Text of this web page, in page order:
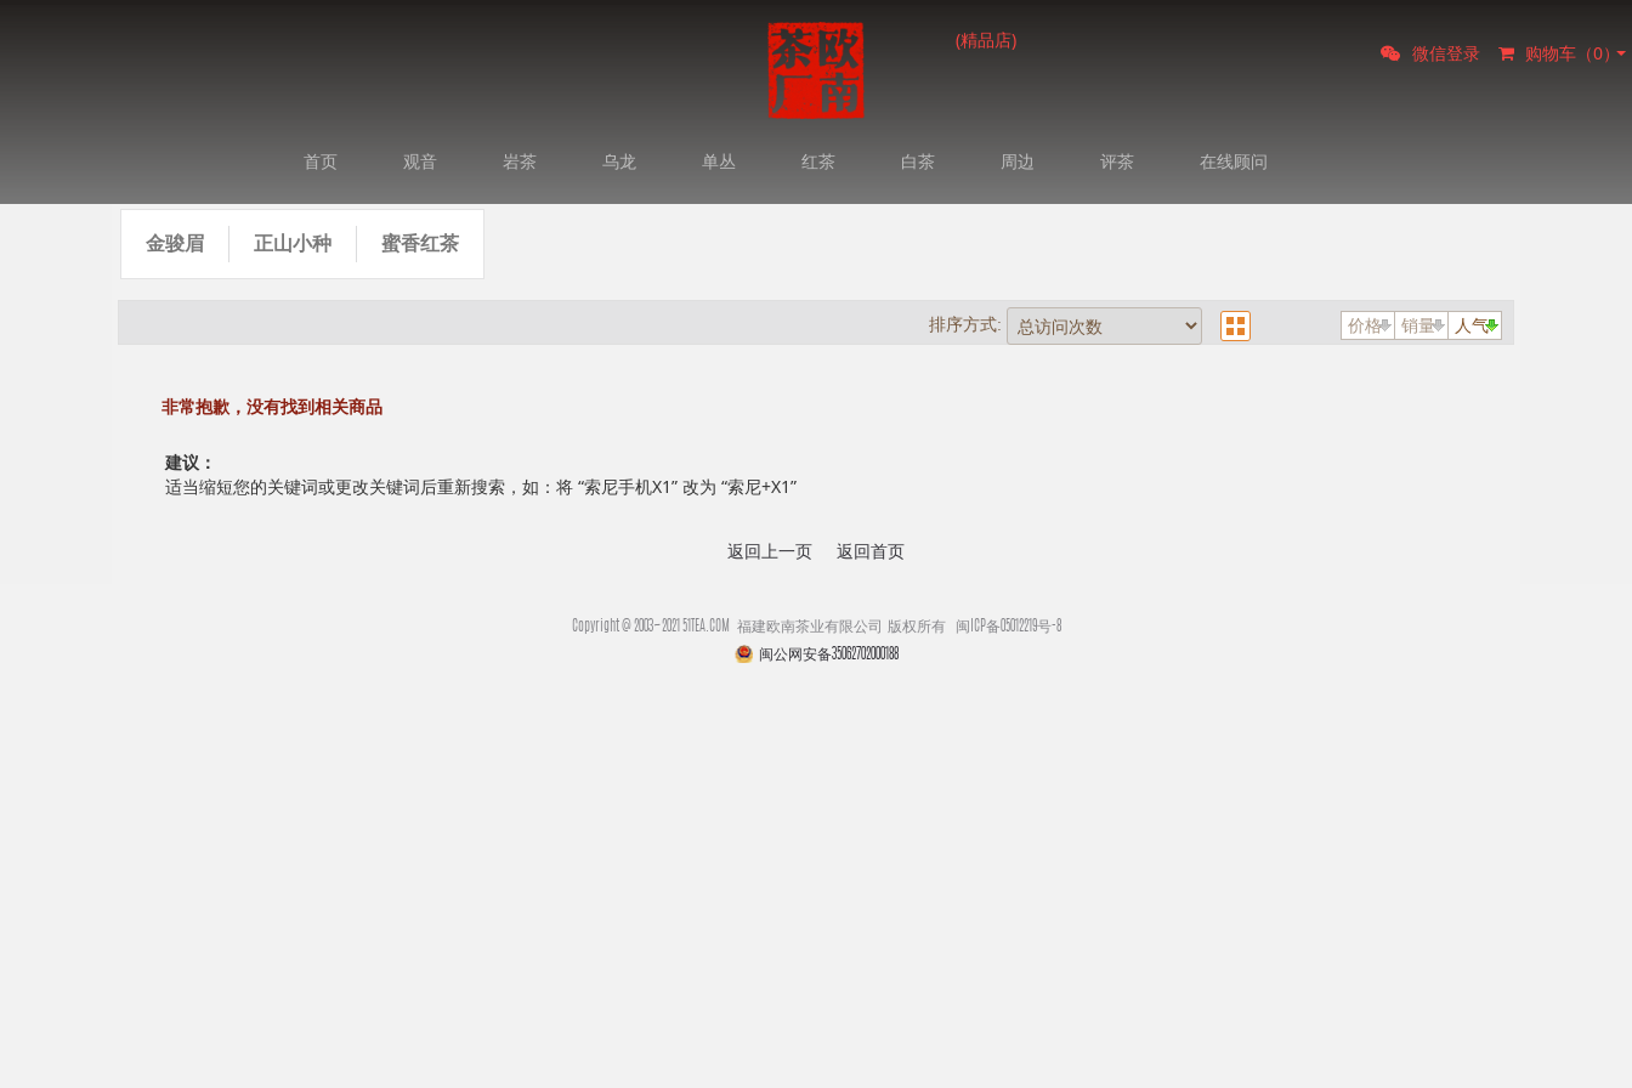
(精品店)
微信登录 购物车（0）
首页 观音 岩茶 乌龙 单丛 红茶 白茶 周边 评茶 在线顾问
金骏眉 正山小种 蜜香红茶
排序方式: 价格 销量 人气
非常抱歉，没有找到相关商品
建议：
适当缩短您的关键词或更改关键词后重新搜索，如：将 “索尼手机X1” 改为 “索尼+X1”
返回上一页 返回首页
Copyright @ 2003~2021 51TEA.COM 福建欧南茶业有限公司 版权所有
闽ICP备05012219号-8
闽公网安备35062702000188